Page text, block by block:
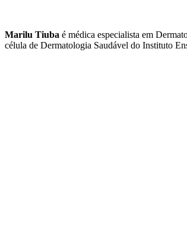
Marilu Tiuba é médica especialista em
célula de Dermatologia Saudável do Instituto